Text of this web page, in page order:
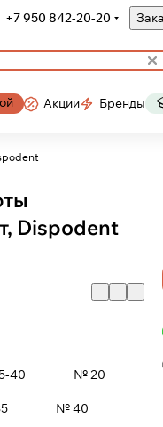
+7 950 842-20-20
Акции Бренды
Dispodent
40 № 20
№ 40